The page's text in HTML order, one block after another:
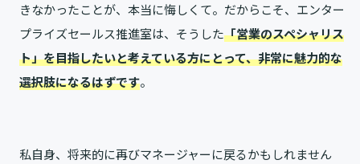
きなかったことが、本当に悔しくて。だからこそ、エンター
プライズセールス推進室は、そうした「営業のスペシャリス
ト」を目指したいと考えている方にとって、非常に魅力的な
選択肢になるはずです。
私自身、将来的に再びマネージャーに戻るかもしれません